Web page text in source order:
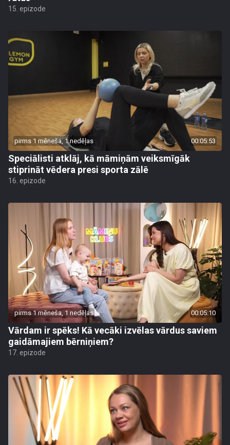
15. epizode
pirms 1 mēneša, 1 nedēļas 00:05:53
Speciālisti atklāj, kā māmiņām veiksmīgāk
stiprināt vēdera presi sporta zālē
16. epizode
pirms 1 mēneša, 1 nedēļas 00:05:10
Vārdam ir spēks! Kā vecāki izvēlas vārdus saviem
gaidāmajiem bērniņiem?
17. epizode